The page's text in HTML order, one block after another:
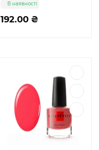
192.00 ₴
В наявності